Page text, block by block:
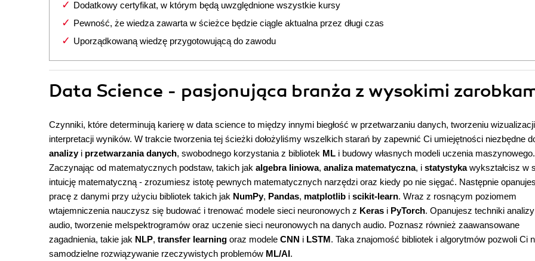
Dodatkowy certyfikat, w którym będą uwzględnione wszystkie kursy
Pewność, że wiedza zawarta w ścieżce będzie ciągle aktualna przez długi czas
Uporządkowaną wiedzę przygotowującą do zawodu
Data Science - pasjonująca branża z wysokimi
Czynniki, które determinują karierę w data science to między innymi biegłość w przetwarzaniu danych, tworzeniu
interpretacji wyników. W trakcie tworzenia tej ścieżki dołożyliśmy wszelkich starań by zapewnić Ci umiejętności niezbędne
analizyi przetwarzania danych, swobodnego korzystania z bibliotek ML i budowy własnych modeli uczenia maszynowego.
Zaczynając od matematycznych podstaw, takich jak algebra liniowa, analiza matematyczna, i statystykawykształcisz w
intuicję matematyczną - zrozumiesz istotę pewnych matematycznych narzędzi oraz kiedy po nie sięgać. Następnie
pracę z danymi przy użyciu bibliotek takich jak NumPy, Pandas, matplotlib i scikit-learn. Wraz z rosnącym poziomem
wtajemniczenia nauczysz się budować i trenować modele sieci neuronowych z Keras i PyTorch. Opanujesz techniki
audio, tworzenie melspektrogramów oraz uczenie sieci neuronowych na danych audio. Poznasz również zaawansowane
zagadnienia, takie jak NLP, transfer learning oraz modele CNN i LSTM. Taka znajomość bibliotek i algorytmów pozwoli Ci
samodzielne rozwiązywanie rzeczywistych problemów ML/AI.